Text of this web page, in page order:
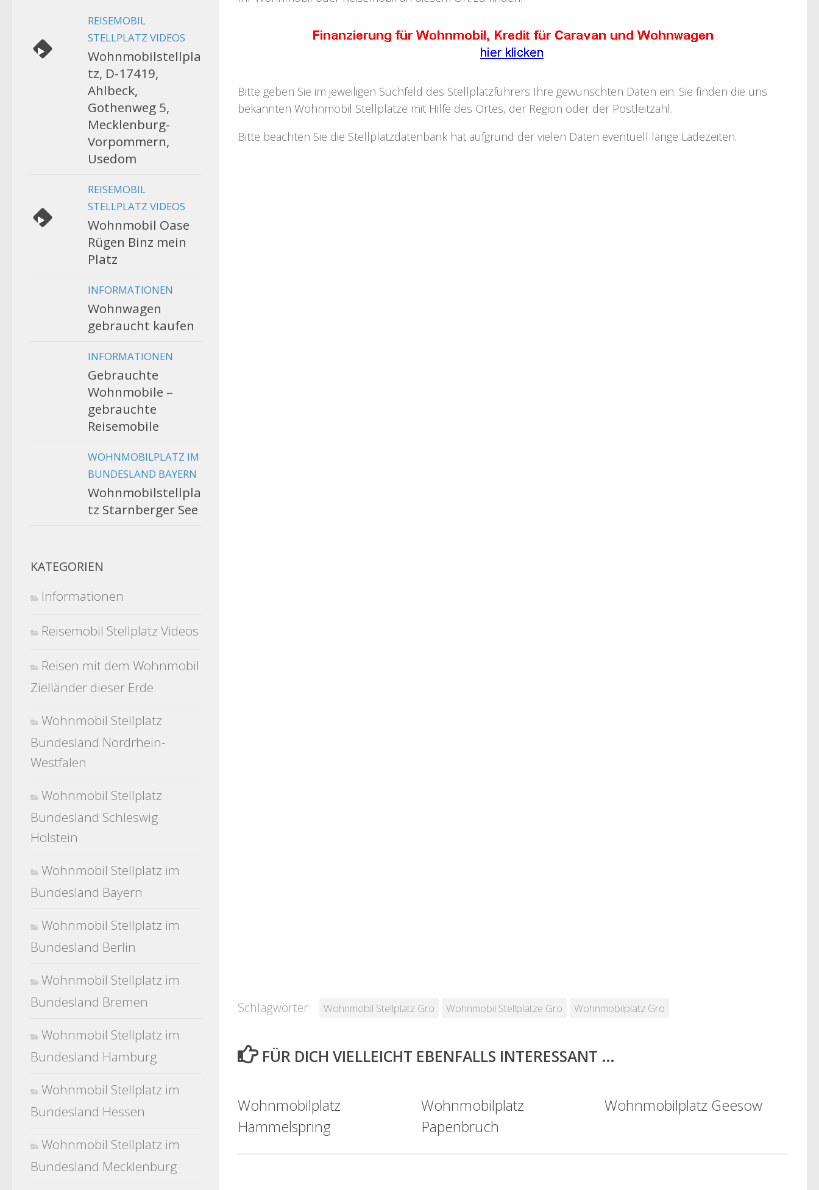
Bitte geben Sie im jeweiligen Suchfeld des Stellplatzführers Ihre gewünschten Daten ein. Sie finden die uns
bekannten Wohnmobil Stellplätze mit Hilfe des Ortes, der Region oder der Postleitzahl.
Bitte beachten Sie die Stellplatzdatenbank hat aufgrund der vielen Daten eventuell lange Ladezeiten.
Schlagwörter: Wohnmobil Stellplatz Gro Wohnmobil Stellplätze Gro Wohnmobilplatz Gro
FÜR DICH VIELLEICHT EBENFALLS INTERESSANT …
Wohnmobilplatz
Hammelspring
Wohnmobilplatz
Papenbruch
Wohnmobilplatz Geesow
REISEMOBIL
STELLPLATZ VIDEOS
Wohnmobilstellpla
tz, D-17419,
Ahlbeck,
Gothenweg 5,
Mecklenburg-
Vorpommern,
Usedom
REISEMOBIL
STELLPLATZ VIDEOS
Wohnmobil Oase
Rügen Binz mein
Platz
INFORMATIONEN
Wohnwagen
gebraucht kaufen
INFORMATIONEN
Gebrauchte
Wohnmobile –
gebrauchte
Reisemobile
WOHNMOBILPLATZ IM
BUNDESLAND BAYERN
Wohnmobilstellpla
tz Starnberger See
KATEGORIEN
Informationen
Reisemobil Stellplatz Videos
Reisen mit dem Wohnmobil
Zielländer dieser Erde
Wohnmobil Stellplatz
Bundesland Nordrhein-
Westfalen
Wohnmobil Stellplatz
Bundesland Schleswig
Holstein
Wohnmobil Stellplatz im
Bundesland Bayern
Wohnmobil Stellplatz im
Bundesland Berlin
Wohnmobil Stellplatz im
Bundesland Bremen
Wohnmobil Stellplatz im
Bundesland Hamburg
Wohnmobil Stellplatz im
Bundesland Hessen
Wohnmobil Stellplatz im
Bundesland Mecklenburg